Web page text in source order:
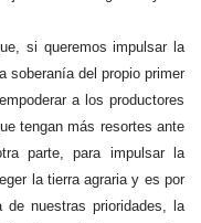
si queremos impulsar la
soberanía del propio primer
a los productores
tengan más resortes ante
parte, para impulsar la
la tierra agraria y es por
de nuestras prioridades, la